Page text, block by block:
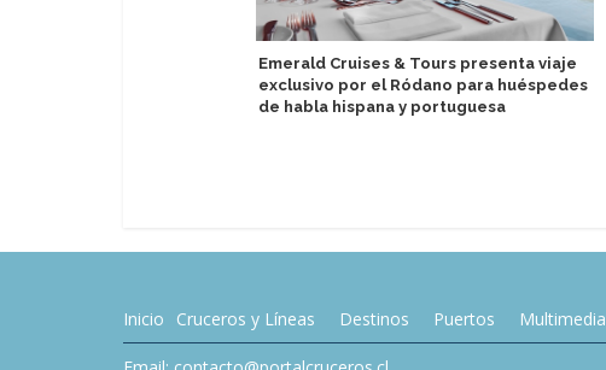
Emerald Cruises & Tours presenta viaje
exclusivo por el Ródano para huéspedes
de habla hispana y portuguesa
Inicio Cruceros y Líneas Destinos Puertos Multimedia